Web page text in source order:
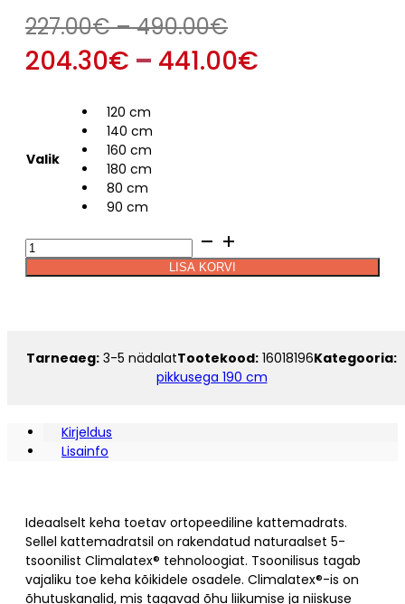
227.00€–490.00€Hinnavahemik:
227.00€
204.30€ – 441.00€
Valik
120 cm
140 cm
160 cm
180 cm
80 cm
90 cm
Kattemadrats
Hypnos
JUPITER
LISA KORVI
Tarneaeg: 3-5 nädalatTootekood: 16018196Kategooria:
pikkusega 190 cm
Kirjeldus
Lisainfo
Ideaalselt keha toetav ortopeediline kattemadrats.
Sellel kattemadratsil on rakendatud naturaalset 5-
tsoonilist Climalatex® tehnoloogiat. Tsoonilisus tagab
vajaliku toe keha kõikidele osadele. Climalatex®-is on
õhutuskanalid, mis tagavad õhu liikumise ja niiskuse